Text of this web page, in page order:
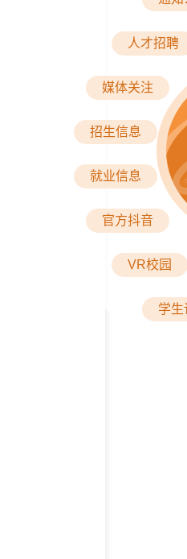
人才招聘
媒体关注
招生信息
就业信息
官方抖音
VR校园
学生